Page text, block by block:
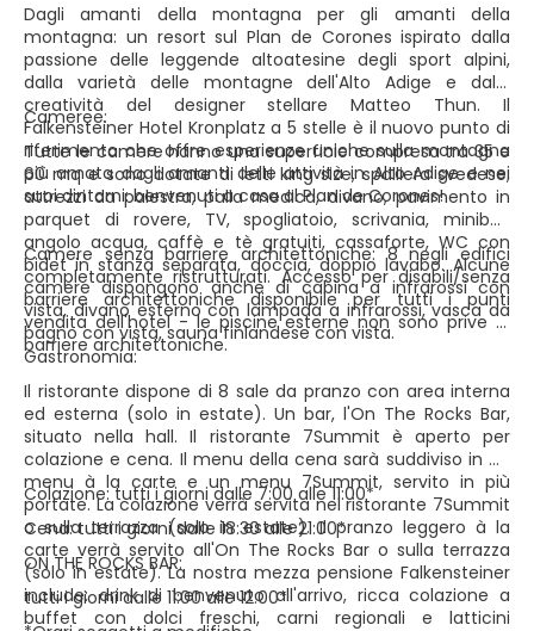
Dagli amanti della montagna per gli amanti della
montagna: un resort sul Plan de Corones ispirato dalla
passione delle leggende altoatesine degli sport alpini,
dalla varietà delle montagne dell'Alto Adige e dalla
creatività del designer stellare Matteo Thun. Il
Falkensteiner Hotel Kronplatz a 5 stelle è il nuovo punto di
riferimento che offre esperienze uniche sulla montagna
più amata dagli amanti delle attività in Alto Adige e nei
suoi dintorni: benvenuti a casa al Plan de Corones!
Cameree:
Tutte le camere hanno una superficie compresa tra 35 e
60 mq e sono dotate di letti king size, spalliera svedese,
attrezzi da palestra, palla medica, divano, pavimento in
parquet di rovere, TV, spogliatoio, scrivania, minibar,
angolo acqua, caffè e tè gratuiti, cassaforte, WC con
bidet in stanza separata, doccia, doppio lavabo. Alcune
camere dispongono anche di cabina a infrarossi con
vista, divano esterno con lampada a infrarossi, vasca da
bagno con vista, sauna finlandese con vista.
Camere senza barriere architettoniche: 8 negli edifici
completamente ristrutturati. Accesso per disabili/senza
barriere architettoniche disponibile per tutti i punti
vendita dell'hotel - le piscine esterne non sono prive di
barriere architettoniche.
Gastronomia:
Il ristorante dispone di 8 sale da pranzo con area interna
ed esterna (solo in estate). Un bar, l'On The Rocks Bar,
situato nella hall. Il ristorante 7Summit è aperto per
colazione e cena. Il menu della cena sarà suddiviso in un
menu à la carte e un menu 7Summit, servito in più
portate. La colazione verrà servita nel ristorante 7Summit
o sulla terrazza (solo in estate). Il pranzo leggero à la
carte verrà servito all'On The Rocks Bar o sulla terrazza
(solo in estate). La nostra mezza pensione Falkensteiner
include: drink di benvenuto all'arrivo, ricca colazione a
buffet con dolci freschi, carni regionali e latticini
Colazione: tutti i giorni dalle 7:00 alle 11:00*
Cena: tutti i giorni dalle 18:30 alle 21:00*
ON THE ROCKS BAR:
tutti i giorni dalle 11:00 alle 12:00*